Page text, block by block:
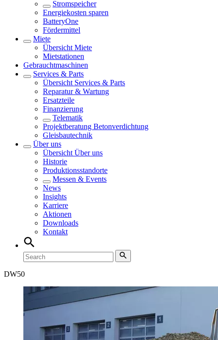
Stromspeicher
Energiekosten sparen
BatteryOne
Fördermittel
Miete
Übersicht Miete
Mietstationen
Gebrauchtmaschinen
Services & Parts
Übersicht Services & Parts
Reparatur & Wartung
Ersatzteile
Finanzierung
Telematik
Projektberatung Betonverdichtung
Gleisbautechnik
Über uns
Übersicht Über uns
Historie
Produktionsstandorte
Messen & Events
News
Insights
Karriere
Aktionen
Downloads
Kontakt
DW50